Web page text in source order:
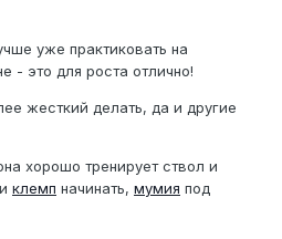
уже практиковать на
- это для роста отлично!
жесткий делать, да и другие
хорошо тренирует ствол и
клемп начинать, мумия под